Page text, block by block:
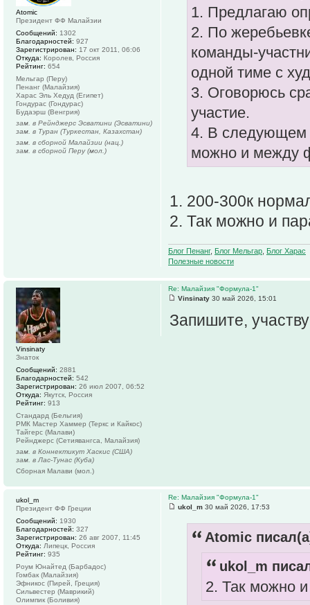
1. Предлагаю
2. По
команды-
одной тиме с
3. Оговорюсь
участие.
4. В следующем
можно и между
1. 200-300к
2. Так можно и
Блог Пенанг, Блог Мельгар Блог Харас
Полезные новости
Atomic
Президент ФФ Малайзии
Сообщений: 1302
Благодарностей: 927
Зарегистрирован: 17 окт 2011, 06:06
Откуда: Королев, Россия
Рейтинг: 654
Мельгар (Перу)
Пенанг (Малайзия)
Харас Эль Хедуд (Египет)
Гондурас (Гондурас)
Будаэрш (Венгрия)
зам. в Рейнджерс Эсватини (Эсватини)
зам. в Туран (Туркестан, Казахстан)
зам. в сборной Малайзии (нац.)
зам. в сборной Перу (мол.)
Re: Малайзия "Формула-1"
Vinsinaty 30 май 2026, 15:01
Запишите,
Vinsinaty
Знаток
Сообщений: 2881
Благодарностей: 542
Зарегистрирован: 26 июл 2007, 06:52
Откуда: Якутск, Россия
Рейтинг: 913
Стандард (Бельгия)
РМК Мастер Хаммер (Теркс и Кайкос)
Тайгерс (Малави)
Рейнджерс (Сетиявангса, Малайзия)
зам. в Коннектикут Хаскис (США)
зам. в Лас-Тунас (Куба)
Сборная Малави (мол.)
Re: Малайзия "Формула-1"
ukol_m 30 май 2026, 17:53
Atomic
ukol_m
2. Так можно
ukol_m
Президент ФФ Греции
Сообщений: 1930
Благодарностей: 327
Зарегистрирован: 26 авг 2007, 11:45
Откуда: Липецк, Россия
Рейтинг: 935
Роум Юнайтед (Барбадос)
Гомбак (Малайзия)
Эфникос (Пирей, Греция)
Сильвестер (Маврикий)
Олимпик (Боливия)